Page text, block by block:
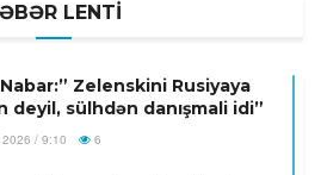
LENTİ
Zelenskini Rusiyaya
deyil, sülhdən danışmali idi”
/ 9:10 6